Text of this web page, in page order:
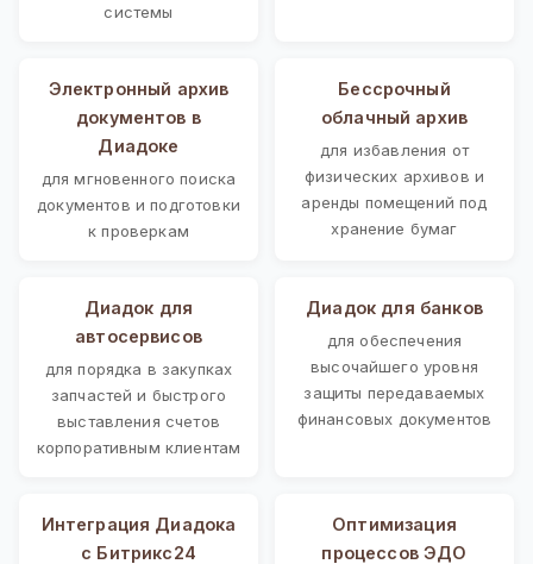
системы
Электронный архив
документов в
Диадоке
для мгновенного поиска
документов и подготовки
к проверкам
Бессрочный
облачный архив
для избавления от
физических архивов и
аренды помещений под
хранение бумаг
Диадок для
автосервисов
для порядка в закупках
запчастей и быстрого
выставления счетов
корпоративным клиентам
Диадок для банков
для обеспечения
высочайшего уровня
защиты передаваемых
финансовых документов
Интеграция Диадока
с Битрикс24
Оптимизация
процессов ЭДО